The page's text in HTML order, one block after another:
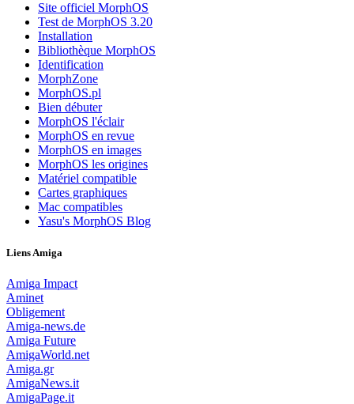
Site officiel MorphOS
Test de MorphOS 3.20
Installation
Bibliothèque MorphOS
Identification
MorphZone
MorphOS.pl
Bien débuter
MorphOS l'éclair
MorphOS en revue
MorphOS en images
MorphOS les origines
Matériel compatible
Cartes graphiques
Mac compatibles
Yasu's MorphOS Blog
Liens Amiga
Amiga Impact
Aminet
Obligement
Amiga-news.de
Amiga Future
AmigaWorld.net
Amiga.gr
AmigaNews.it
AmigaPage.it